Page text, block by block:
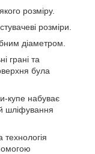
розміру.
розміри.
діаметром.
грані та
була
купе набуває
шліфування